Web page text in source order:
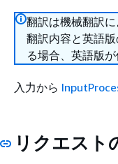
翻訳は機械翻訳
翻訳内容と英語
る場合、英語版が
入力から
リクエスト